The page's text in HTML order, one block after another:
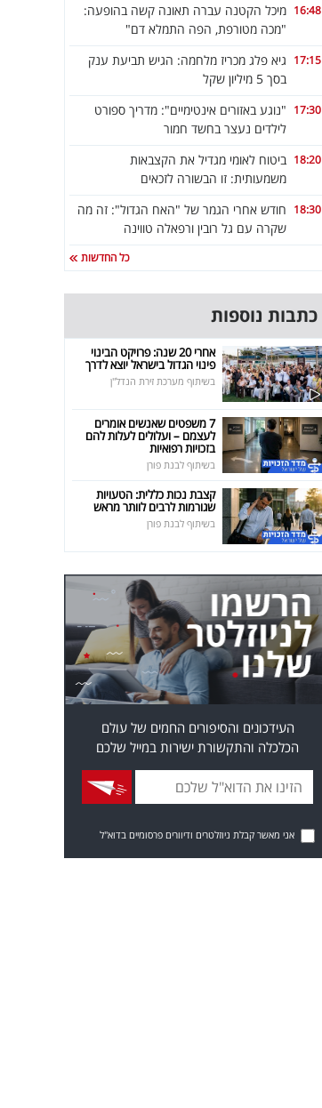
16:48 מיכל הקטנה עברה תאונה קשה בהופעה:
"מכה מטורפת, הפה התמלא דם"
17:15 גיא פלג מכריז מלחמה: הגיש תביעת ענק
בסך 5 מיליון שקל
17:30 "נוגע באזורים אינטימיים": מדריך ספורט
לילדים נעצר בחשד חמור
18:20 ביטוח לאומי מגדיל את הקצבאות
משמעותית: זו הבשורה לזכאים
18:30 חודש אחרי הגמר של "האח הגדול": זה מה
שקרה עם גל רובין ורפאלה טווינה
כל החדשות
כתבות נוספות
אחרי 20 שנה: פרויקט הבינוי
פינוי הגדול בישראל יוצא לדרך
בשיתוף מערכת זירת הנדל"ן
7 משפטים שאנשים אומרים
לעצמם – ועלולים לעלות להם
בזכויות רפואיות
בשיתוף לבנת פורן
קצבת נכות כללית: הטעויות
שגורמות לרבים לוותר מראש
בשיתוף לבנת פורן
העידכונים והסיפורים החמים של עולם
הכלכלה והתקשורת ישירות במייל שלכם
אני מאשר קבלת ניוזלטרים ודיוורים פרסומיים בדוא"ל